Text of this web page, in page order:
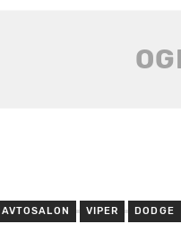
AVTOSALON VIPER DODGE